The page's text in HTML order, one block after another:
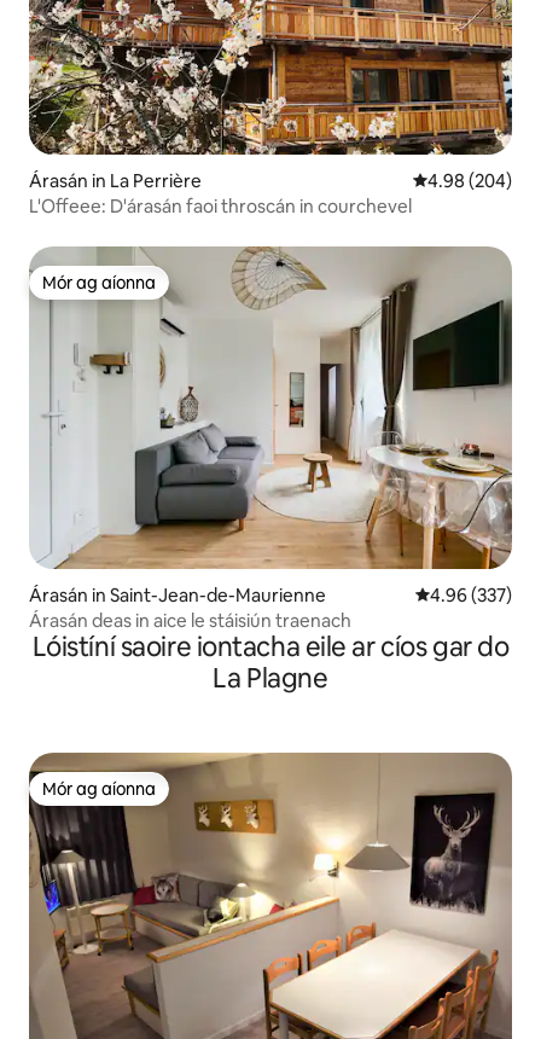
Árasán in La Perrière Meánrátáil
4.98 (204)
L'Offeee: D'árasán faoi throscán in courchevel
Mór ag aíonna
Mór ag aíonna
Árasán in Saint-Jean-de-Maurienne Meánrátáil
4.96 (337)
Árasán deas in aice le stáisiún traenach
Lóistíní saoire iontacha eile ar cíos gar do
La Plagne
Mór ag aíonna
Mór ag aíonna